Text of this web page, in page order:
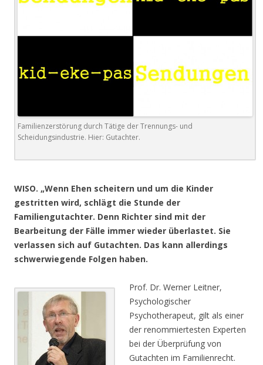
Familienzerstörung durch Tätige der Trennungs- und
Scheidungsindustrie. Hier: Gutachter.
WISO. „Wenn Ehen scheitern und um die Kinder
gestritten wird, schlägt die Stunde der
Familiengutachter. Denn Richter sind mit der
Bearbeitung der Fälle immer wieder überlastet. Sie
verlassen sich auf Gutachten. Das kann allerdings
schwerwiegende Folgen haben.
Prof. Dr. Werner Leitner,
Psychologischer
Psychotherapeut, gilt als einer
der renommiertesten Experten
bei der Überprüfung von
Gutachten im Familienrecht.